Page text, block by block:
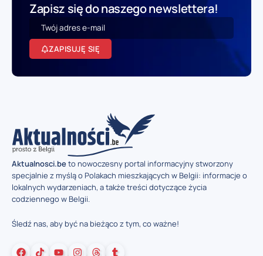
Zapisz się do naszego newslettera!
ZAPISUJĘ SIĘ
Aktualnosci.beto nowoczesny portal informacyjny stworzony
specjalnie z myślą o Polakach mieszkających w Belgii: informacje o
lokalnych wydarzeniach, a także treści dotyczące życia
codziennego w Belgii.
Śledź nas, aby być na bieżąco z tym, co ważne!